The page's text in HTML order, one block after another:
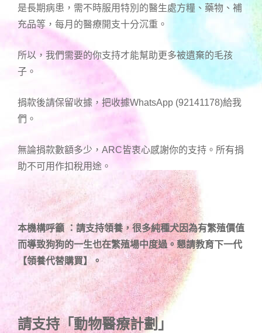
是長期病患，需不時服用特別的醫生處方糧、藥物、補
充品等，每月的醫療開支十分沉重。
所以，我們需要的你支持才能幫助更多被遺棄的毛孩
子。
捐款後請保留收據，把收據WhatsApp (92141178)給我
們。
無論捐款數額多少，ARC皆衷心感謝你的支持。所有捐
助不可用作扣稅用途。
本機構呼籲 ：請支持領養，很多純種犬因為有繁殖價值
而導致狗狗的一生也在繁殖場中度過。懇請教育下一代
【領養代替購買】。
請支持「動物醫療計劃」